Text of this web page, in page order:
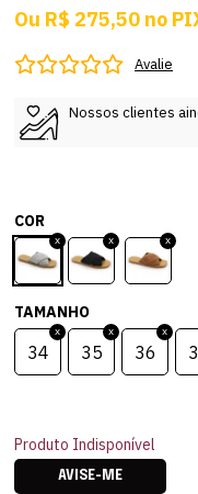
Ou R$ 275,50 no
Avalie
Nossos clientes
COR
TAMANHO
34 35 36
Produto Indisponível
AVISE-ME